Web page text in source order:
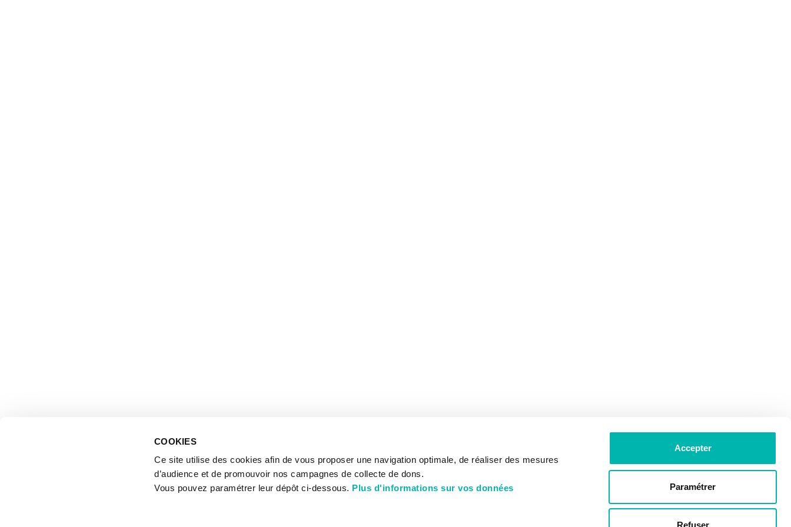
COOKIES
Ce site utilise des cookies afin de vous proposer une navigation optimale, de réaliser des mesures
d’audience et de promouvoir nos campagnes de collecte de dons.
Vous pouvez paramétrer leur dépôt ci-dessous. Plus d'informations sur vos données
Accepter
Paramétrer
Refuser